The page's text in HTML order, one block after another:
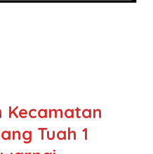
Kecamatan
Tuah 1